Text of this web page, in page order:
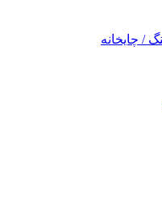
/ چایخانه